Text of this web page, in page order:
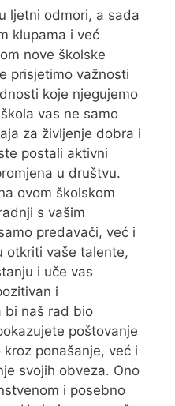
ljetni odmori, a sada
klupama i već
nove školske
prisjetimo važnosti
koje njegujemo
vas ne samo
za življenje dobra i
postali aktivni
u društvu.
ovom školskom
s vašim
predavači, već i
otkriti vaše talente,
i uče vas
i
bi naš rad bio
poštovanje
ponašanje, već i
svojih obveza. Ono
i posebno